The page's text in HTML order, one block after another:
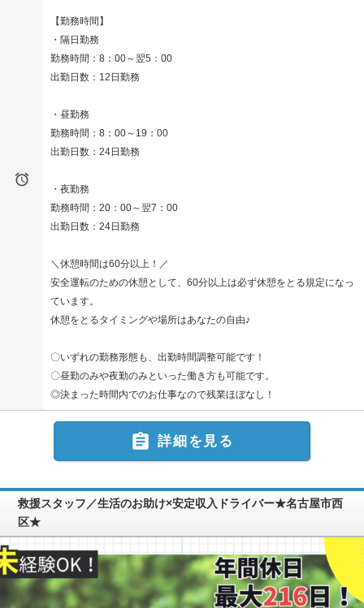

【勤務時間】
・隔日勤務
勤務時間：8：00～翌5：00
出勤日数：12日勤務
・昼勤務
勤務時間：8：00～19：00
出勤日数：24日勤務
・夜勤務
勤務時間：20：00～翌7：00
出勤日数：24日勤務
＼休憩時間は60分以上！／
安全運転のための休憩として、60分以上は必ず休憩をとる規定になっ
ています。
休憩をとるタイミングや場所はあなたの自由♪
〇いずれの勤務形態も、出勤時間調整可能です！
〇昼勤のみや夜勤のみといった働き方も可能です。
◎決まった時間内でのお仕事なので残業ほぼなし！
 詳細を見る
救援スタッフ／生活のお助け×安定収入ドライバー★名古屋市西
区★